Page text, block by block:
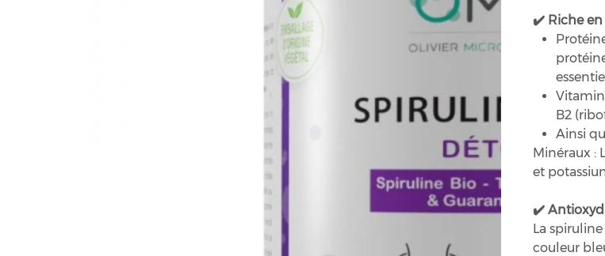
✔️ Riche
B2
Ainsi
Minéraux :
et
✔️
La
couleur